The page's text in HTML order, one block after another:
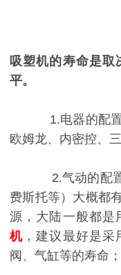
吸塑机的寿命是
平。
1.电器的配置一
欧姆龙、内密控、
2.气动的配置呢
费斯托等）大概都
源，大陆一般都是
机 ，建议最好是采
阀、气缸等的寿命；